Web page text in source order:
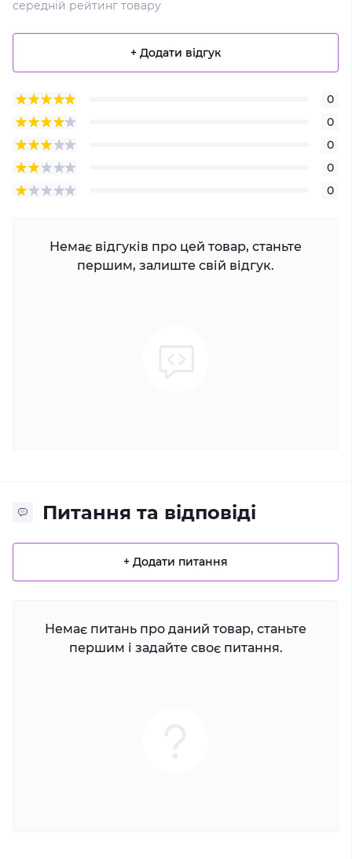
середній рейтинг товару
+ Додати відгук
0
0
0
0
0
Немає відгуків про цей товар, станьте
першим, залиште свій відгук.
Питання та відповіді
+ Додати питання
Немає питань про даний товар, станьте
першим і задайте своє питання.